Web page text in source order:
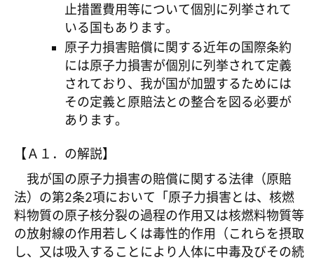
止措置費用等について個別に列挙されて
いる国もあります。
原子力損害賠償に関する近年の国際条約
には原子力損害が個別に列挙されて定義
されており、我が国が加盟するためには
その定義と原賠法との整合を図る必要が
あります。
【Ａ１．の解説】
我が国の原子力損害の賠償に関する法律（原賠
法）の第2条2項において「原子力損害とは、核燃
料物質の原子核分裂の過程の作用又は核燃料物質等
の放射線の作用若しくは毒性的作用（これらを摂取
し、又は吸入することにより人体に中毒及びその続